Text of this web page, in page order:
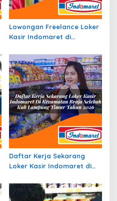
Lowongan Freelance Loker
Kasir Indomaret di
Kab. Polewali Mandar
Tahun 2026
Daftar Kerja Sekarang
Loker Kasir Indomaret di
Kab. Lampung Timur Tahun
2026